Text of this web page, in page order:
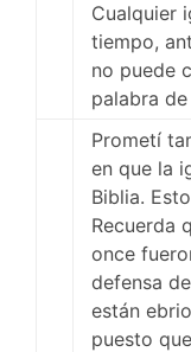
Cualquier
tiempo,
no puede
palabra
Prometí
en que la
Biblia.
Recuerda
once
defensa
están
puesto